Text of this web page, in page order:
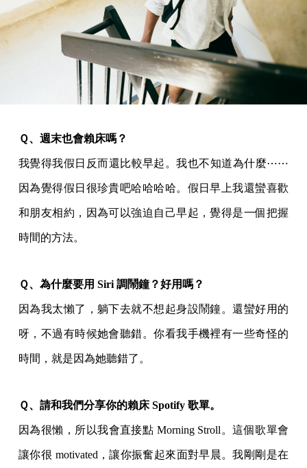
Ｑ、週末也會賴床嗎？
我覺得我假日反而還比較早起。我也不知道為什麼⋯⋯
因為覺得假日很珍貴吧哈哈哈哈。假日早上我還蠻喜歡
和朋友相約，因為可以強迫自己早起，覺得是一個把握
時間的方法。
Ｑ、為什麼要用 Siri 調鬧鐘？好用嗎？
因為我太懶了，躺下去就不想起身設鬧鐘。還蠻好用的
呀，不過有時候她會聽錯。你看我手機裡有一些奇怪的
時間，就是因為她聽錯了。
Ｑ、請和我們分享你的賴床 Spotify 歌單。
因為很懶，所以我會直接點 Morning Stroll。這個歌單會
讓你很 motivated，讓你振奮起來面對早晨。我剛剛是在